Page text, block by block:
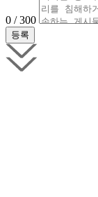
0 / 300